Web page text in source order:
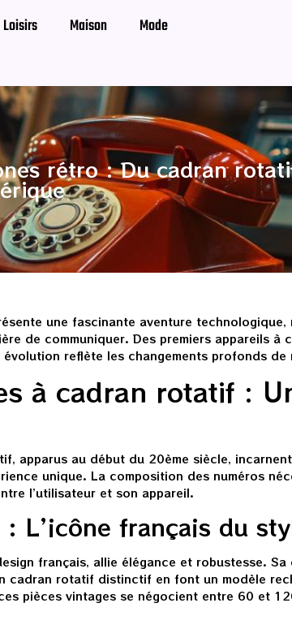
Loisirs Maison Mode
rétro : Du cadran
une fascinante aventure
de communiquer. Des premiers appareils à
évolution reflète les changements profonds
à cadran rotatif :
apparus au début du 20ème siècle,
unique. La composition des numéros
l’utilisateur et son appareil.
L’icône français du
français, allie élégance et robustesse.
cadran rotatif distinctif en font un modèle
pièces vintages se négocient entre 60 et